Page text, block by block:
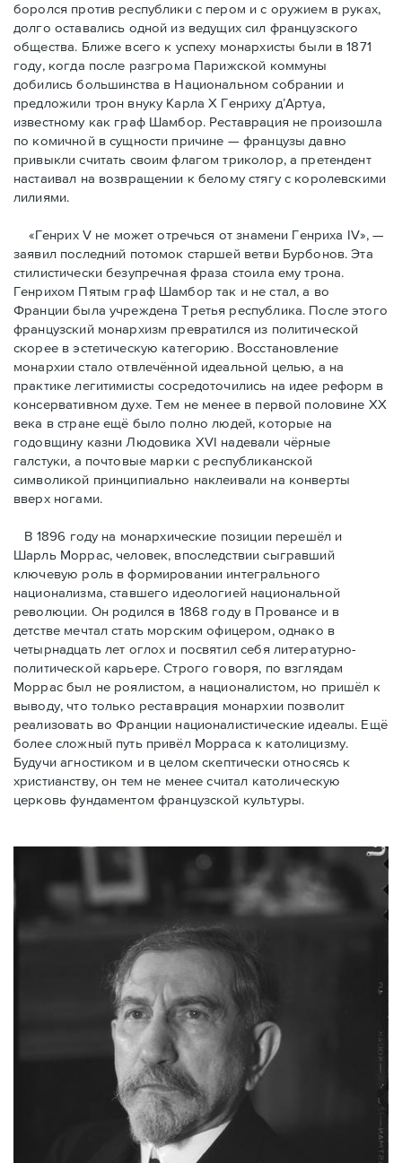
боролся против республики с пером и с оружием в руках,
долго оставались одной из ведущих сил французского
общества. Ближе всего к успеху монархисты были в 1871
году, когда после разгрома Парижской коммуны
добились большинства в Национальном собрании и
предложили трон внуку Карла Х Генриху д’Артуа,
известному как граф Шамбор. Реставрация не произошла
по комичной в сущности причине — французы давно
привыкли считать своим флагoм триколор, а претендент
настаивал на возвращении к белому стягу с королевскими
лилиями.
«Генрих V не может отречься от знамени Генриха IV», —
заявил последний потомок старшей ветви Бурбонов. Эта
стилистически безупречная фраза стоила ему трона.
Генрихом Пятым граф Шамбор так и не стал, а во
Франции была учреждена Третья республика. После этого
французский монархизм превратился из политической
скорее в эстетическую категорию. Восстановление
монархии стало отвлечённой идеальной целью, а на
практике легитимисты сосредоточились на идее реформ в
консервативном духе. Тем не менее в первой половине ХХ
века в стране ещё было полно людей, которые на
годовщину казни Людовика XVI надевали чёрные
галстуки, а почтовые марки с республиканской
символикой принципиально наклеивали на конверты
вверх ногами.
В 1896 году на монархические позиции перешёл и
Шарль Моррас, человек, впоследствии сыгравший
ключевую роль в формировании интегрального
национализма, ставшего идеологией национальной
революции. Он родился в 1868 году в Провансе и в
детстве мечтал стать морским офицером, однако в
четырнадцать лет оглох и посвятил себя литературно-
политической карьере. Строго говоря, по взглядам
Моррас был не роялистом, а националистом, но пришёл к
выводу, что только реставрация монархии позволит
реализовать во Франции националистические идеалы. Ещё
более сложный путь привёл Морраса к католицизму.
Будучи агностиком и в целом скептически относясь к
христианству, он тем не менее считал католическую
церковь фундаментом французской культуры.